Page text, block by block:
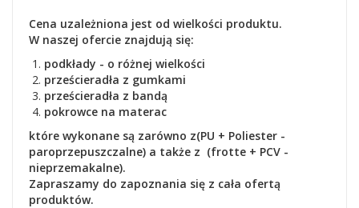
Cena uzależniona jest od wielkości produktu.
W naszej ofercie znajdują się:
podkłady - o różnej wielkości
prześcieradła z gumkami
prześcieradła z bandą
pokrowce na materac
które wykonane są zarówno z(PU + Poliester -
paroprzepuszczalne) a także z (frotte + PCV -
nieprzemakalne).
Zapraszamy do zapoznania się z cała ofertą
produktów.